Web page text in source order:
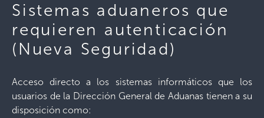
Sistemas aduaneros que
requieren autenticación
(Nueva Seguridad)
Acceso directo a los sistemas informáticos que los
usuarios de la Dirección General de Aduanas tienen a su
disposición como: